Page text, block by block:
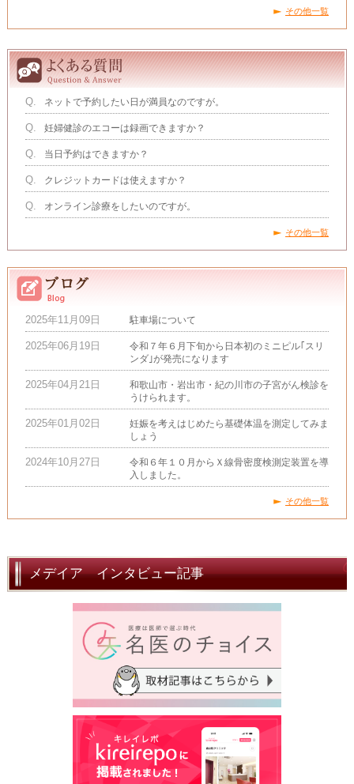
その他一覧
Q. ネットで予約したい日が満員なのですが。
Q. 妊婦健診のエコーは録画できますか？
Q. 当日予約はできますか？
Q. クレジットカードは使えますか？
Q. オンライン診療をしたいのですが。
その他一覧
2025年11月09日 駐車場について
2025年06月19日
令和７年６月下旬から日本初のミニピル｢スリ
ンダ｣が発売になります
2025年04月21日
和歌山市・岩出市・紀の川市の子宮がん検診を
うけられます。
2025年01月02日
妊娠を考えはじめたら基礎体温を測定してみま
しょう
2024年10月27日
令和６年１０月からＸ線骨密度検測定装置を導
入しました。
その他一覧
メデイア インタビュー記事